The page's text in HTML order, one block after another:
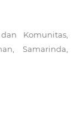
Komunitas,
Samarinda,